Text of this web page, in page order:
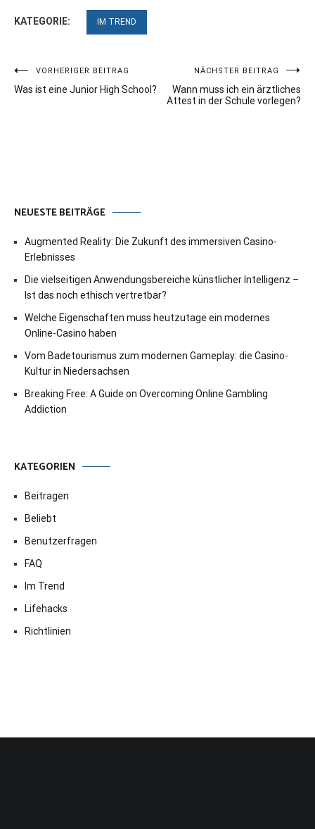
KATEGORIE: IM TREND
Beitragsnavigation
VORHERIGER BEITRAG
Was ist eine Junior High School?
NÄCHSTER BEITRAG
Wann muss ich ein ärztliches
Attest in der Schule vorlegen?
NEUESTE BEITRÄGE
Augmented Reality: Die Zukunft des immersiven Casino-
Erlebnisses
Die vielseitigen Anwendungsbereiche künstlicher Intelligenz –
Ist das noch ethisch vertretbar?
Welche Eigenschaften muss heutzutage ein modernes
Online-Casino haben
Vom Badetourismus zum modernen Gameplay: die Casino-
Kultur in Niedersachsen
Breaking Free: A Guide on Overcoming Online Gambling
Addiction
KATEGORIEN
Beitragen
Beliebt
Benutzerfragen
FAQ
Im Trend
Lifehacks
Richtlinien